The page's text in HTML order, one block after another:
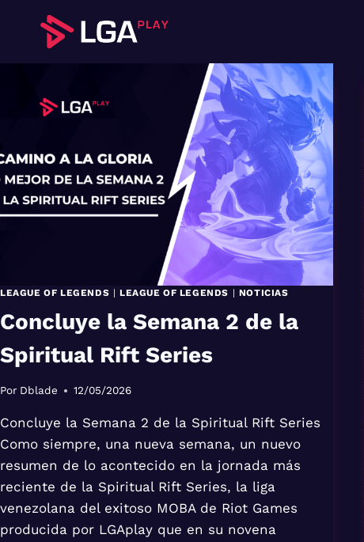
contenido
LEAGUE OF LEGENDS | LEAGUE OF LEGENDS | NOTICIAS
Concluye la Semana 2 de la
Spiritual Rift Series
Por Dblade 12/05/2026
Concluye la Semana 2 de la Spiritual Rift Series
Como siempre, una nueva semana, un nuevo
resumen de lo acontecido en la jornada más
reciente de la Spiritual Rift Series, la liga
venezolana del exitoso MOBA de Riot Games
producida por LGAplay que en su novena